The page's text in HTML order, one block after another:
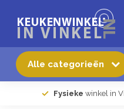
Alle categorieën
Fysieke winkel in